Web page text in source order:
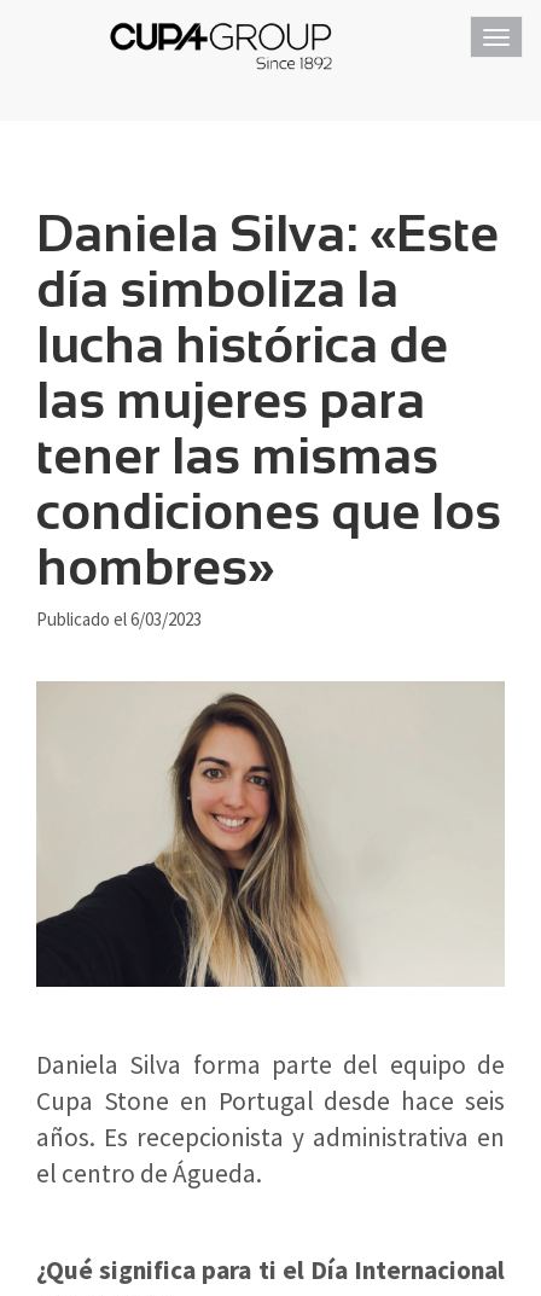
Daniela Silva: «Este
día simboliza la
lucha histórica de
las mujeres para
tener las mismas
condiciones que los
hombres»
Publicado el 6/03/2023
Daniela Silva forma parte del equipo de
Cupa Stone en Portugal desde hace seis
años. Es recepcionista y administrativa en
el centro de Águeda.
¿Qué significa para ti el Día Internacional